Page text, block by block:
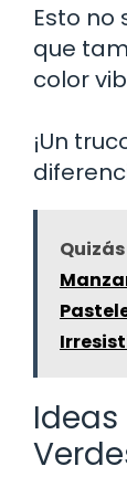
Esto no
que
color
¡Un